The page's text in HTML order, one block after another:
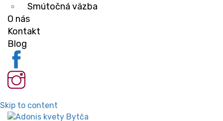
Smútočná väzba
O nás
Kontakt
Blog
Skip to content